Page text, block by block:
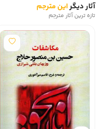
آثار دیگر این مترجم
تازه ترین آثار مترجم